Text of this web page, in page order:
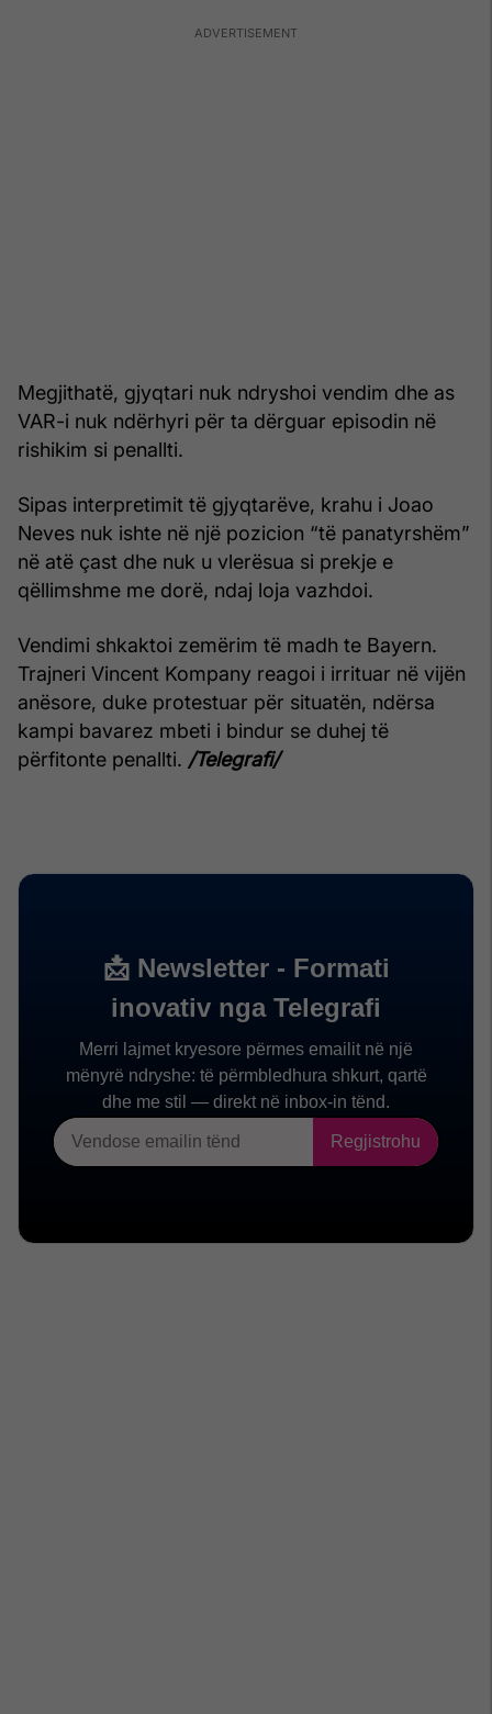
Megjithatë, gjyqtari nuk ndryshoi vendim dhe as
VAR-i nuk ndërhyri për ta dërguar episodin në
rishikim si penallti.
Sipas interpretimit të gjyqtarëve, krahu i Joao
Neves nuk ishte në një pozicion “të panatyrshëm”
në atë çast dhe nuk u vlerësua si prekje e
qëllimshme me dorë, ndaj loja vazhdoi.
Vendimi shkaktoi zemërim të madh te Bayern.
Trajneri Vincent Kompany reagoi i irrituar në vijën
anësore, duke protestuar për situatën, ndërsa
kampi bavarez mbeti i bindur se duhej të
përfitonte penallti. /Telegrafi/